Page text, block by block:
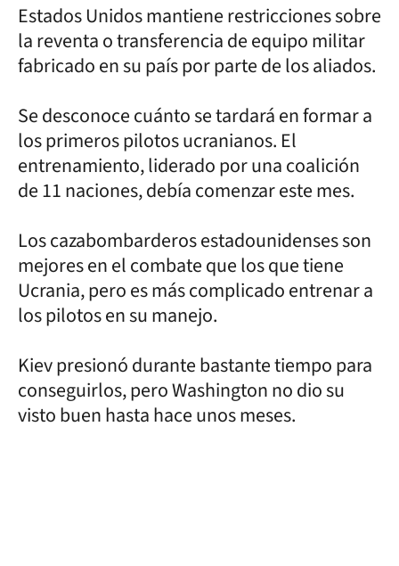
Estados Unidos mantiene restricciones sobre
la reventa o transferencia de equipo militar
fabricado en su país por parte de los aliados.
Se desconoce cuánto se tardará en formar a
los primeros pilotos ucranianos. El
entrenamiento, liderado por una coalición
de 11 naciones, debía comenzar este mes.
Los cazabombarderos estadounidenses son
mejores en el combate que los que tiene
Ucrania, pero es más complicado entrenar a
los pilotos en su manejo.
Kiev presionó durante bastante tiempo para
conseguirlos, pero Washington no dio su
visto buen hasta hace unos meses.